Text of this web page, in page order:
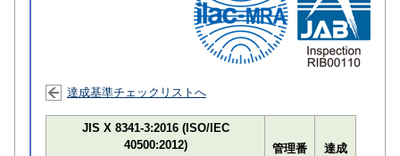
達成基準チェックリストへ
JIS X 8341-3:2016 (ISO/IEC
40500:2012)
管理番
達成